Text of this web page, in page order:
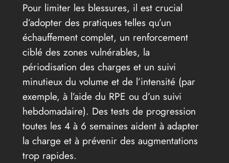
Pour limiter les blessures, il est crucial
d’adopter des pratiques telles qu’un
échauffement complet, un renforcement
ciblé des zones vulnérables, la
périodisation des charges et un suivi
minutieux du volume et de l’intensité (par
exemple, à l’aide du RPE ou d’un suivi
hebdomadaire). Des tests de progression
toutes les 4 à 6 semaines aident à adapter
la charge et à prévenir des augmentations
trop rapides.